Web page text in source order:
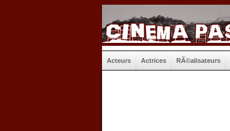
Acteurs Actrices RÃ©alisateurs